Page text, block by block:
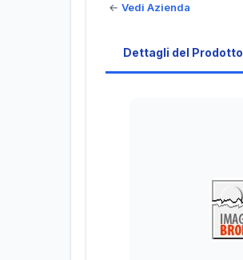
← Vedi Azienda
Dettagli del Prodotto